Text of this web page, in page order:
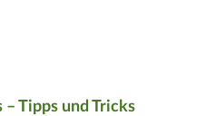
Tipps und Tricks